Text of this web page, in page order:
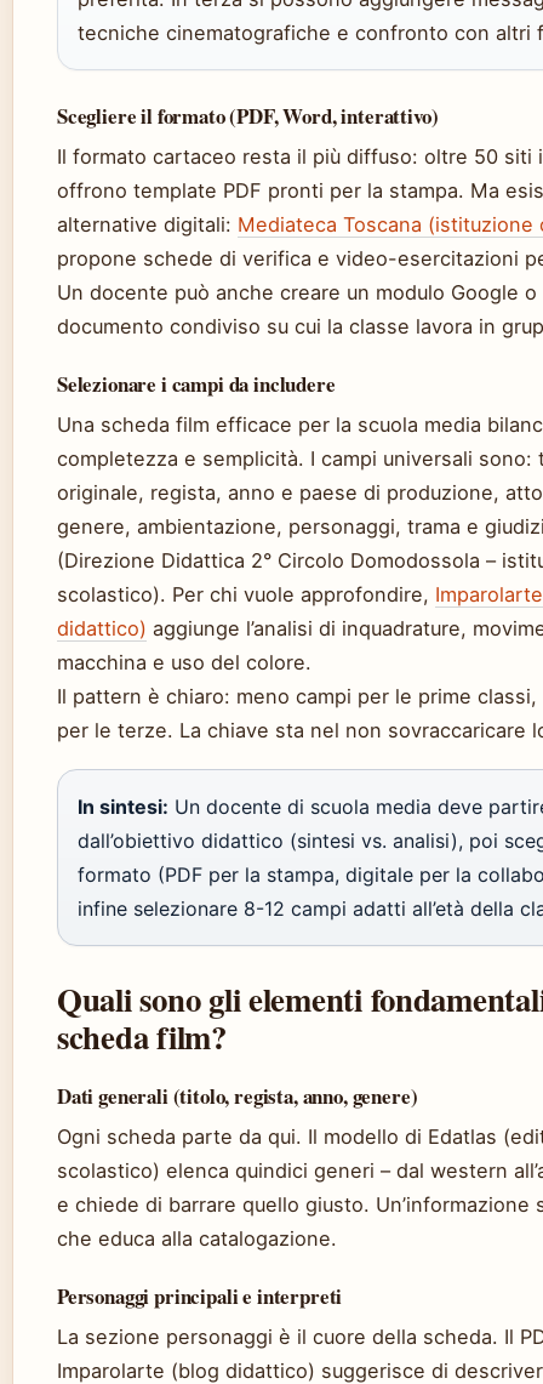
tecniche cinematografiche e confronto con altri
Scegliere il formato (PDF, Word, interattivo)
Il formato cartaceo resta il più diffuso: oltre 50 siti
offrono template PDF pronti per la stampa. Ma
alternative digitali: Mediateca Toscana (istituzione
propone schede di verifica e video-esercitazioni
Un docente può anche creare un modulo Google o
documento condiviso su cui la classe lavora in
Selezionare i campi da includere
Una scheda film efficace per la scuola media
completezza e semplicità. I campi universali sono:
originale, regista, anno e paese di produzione,
genere, ambientazione, personaggi, trama e
(Direzione Didattica 2° Circolo Domodossola –
scolastico). Per chi vuole approfondire,
didattico) aggiunge l’analisi di inquadrature,
macchina e uso del colore.
Il pattern è chiaro: meno campi per le prime
per le terze. La chiave sta nel non sovraccaricare
In sintesi: Un docente di scuola media deve
dall’obiettivo didattico (sintesi vs. analisi), poi
formato (PDF per la stampa, digitale per la
infine selezionare 8-12 campi adatti all’età della
Quali sono gli elementi
scheda film?
Dati generali (titolo, regista, anno, genere)
Ogni scheda parte da qui. Il modello di Edatlas
scolastico) elenca quindici generi – dal western
e chiede di barrare quello giusto. Un’informazione
che educa alla catalogazione.
Personaggi principali e interpreti
La sezione personaggi è il cuore della scheda. Il
Imparolarte (blog didattico) suggerisce di